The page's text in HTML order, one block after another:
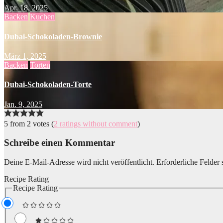
Apr. 18, 2025
Backen Kuchen
Dubai-Schokoladen-Brownie
März 1, 2025
Backen Torten
Dubai-Schokoladen-Torte
Jan. 9, 2025
5 from 2 votes (2 ratings without comment)
Schreibe einen Kommentar
Deine E-Mail-Adresse wird nicht veröffentlicht. Erforderliche Felder
Recipe Rating
Recipe Rating